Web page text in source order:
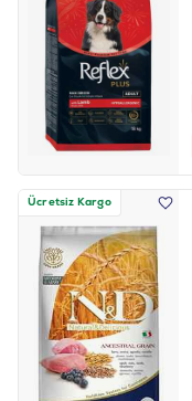
Ücretsiz Kargo